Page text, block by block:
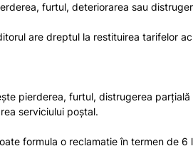
furtul, deteriorarea sau
are dreptul la restituirea tarifelor
pierderea, furtul, distrugerea
serviciului poştal.
formula o reclamaţie în termen de